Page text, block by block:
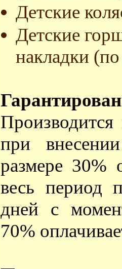
Детские
Детские
накладки
Производится
при
размере 30%
весь период
дней с
70%